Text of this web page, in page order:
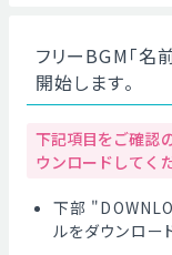
フリーBGM「名
開始します。
下記項目をご確認
ウンロードしてく
下部
ルをダウンロー